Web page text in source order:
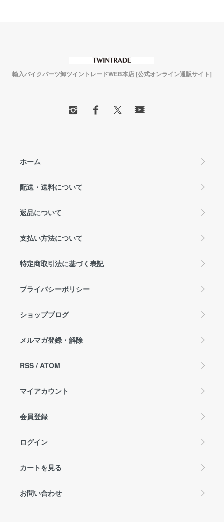
輸入バイクパーツ卸ツイントレードWEB本店 [公式オンライン通販サイト]
ホーム
配送・送料について
返品について
支払い方法について
特定商取引法に基づく表記
プライバシーポリシー
ショップブログ
メルマガ登録・解除
RSS / ATOM
マイアカウント
会員登録
ログイン
カートを見る
お問い合わせ